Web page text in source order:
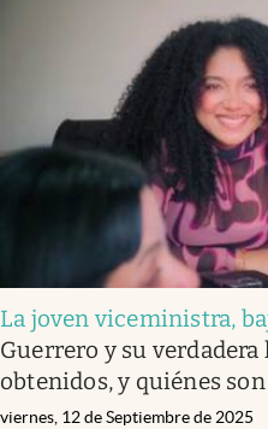
La joven viceministra,
Guerrero y su
obtenidos, y quiénes
viernes, 12 de Septiembre de 2025